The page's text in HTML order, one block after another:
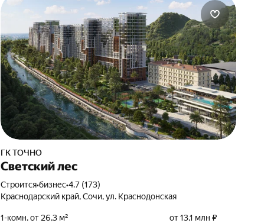
ГК ТОЧНО
Светский лес
Строится•бизнес•4.7 (173)
Краснодарский край, Сочи, ул. Краснодонская
1-комн. от 26,3 м²
от 13,1 млн ₽